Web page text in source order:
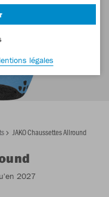
JAKO Chaussettes Allround
2027
légales